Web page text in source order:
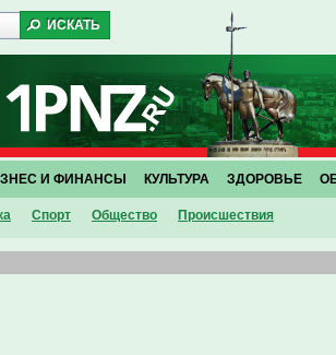
Спорт Общество Проиcшествия
И ФИНАНСЫ КУЛЬТУРА ЗДОРОВЬЕ